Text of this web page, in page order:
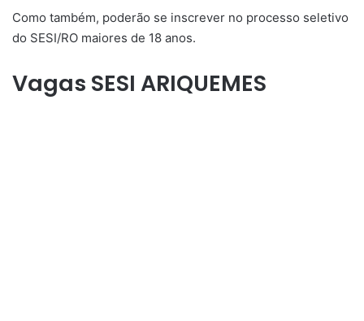
Como também, poderão se inscrever no processo seletivo
do SESI/RO maiores de 18 anos.
Vagas SESI ARIQUEMES